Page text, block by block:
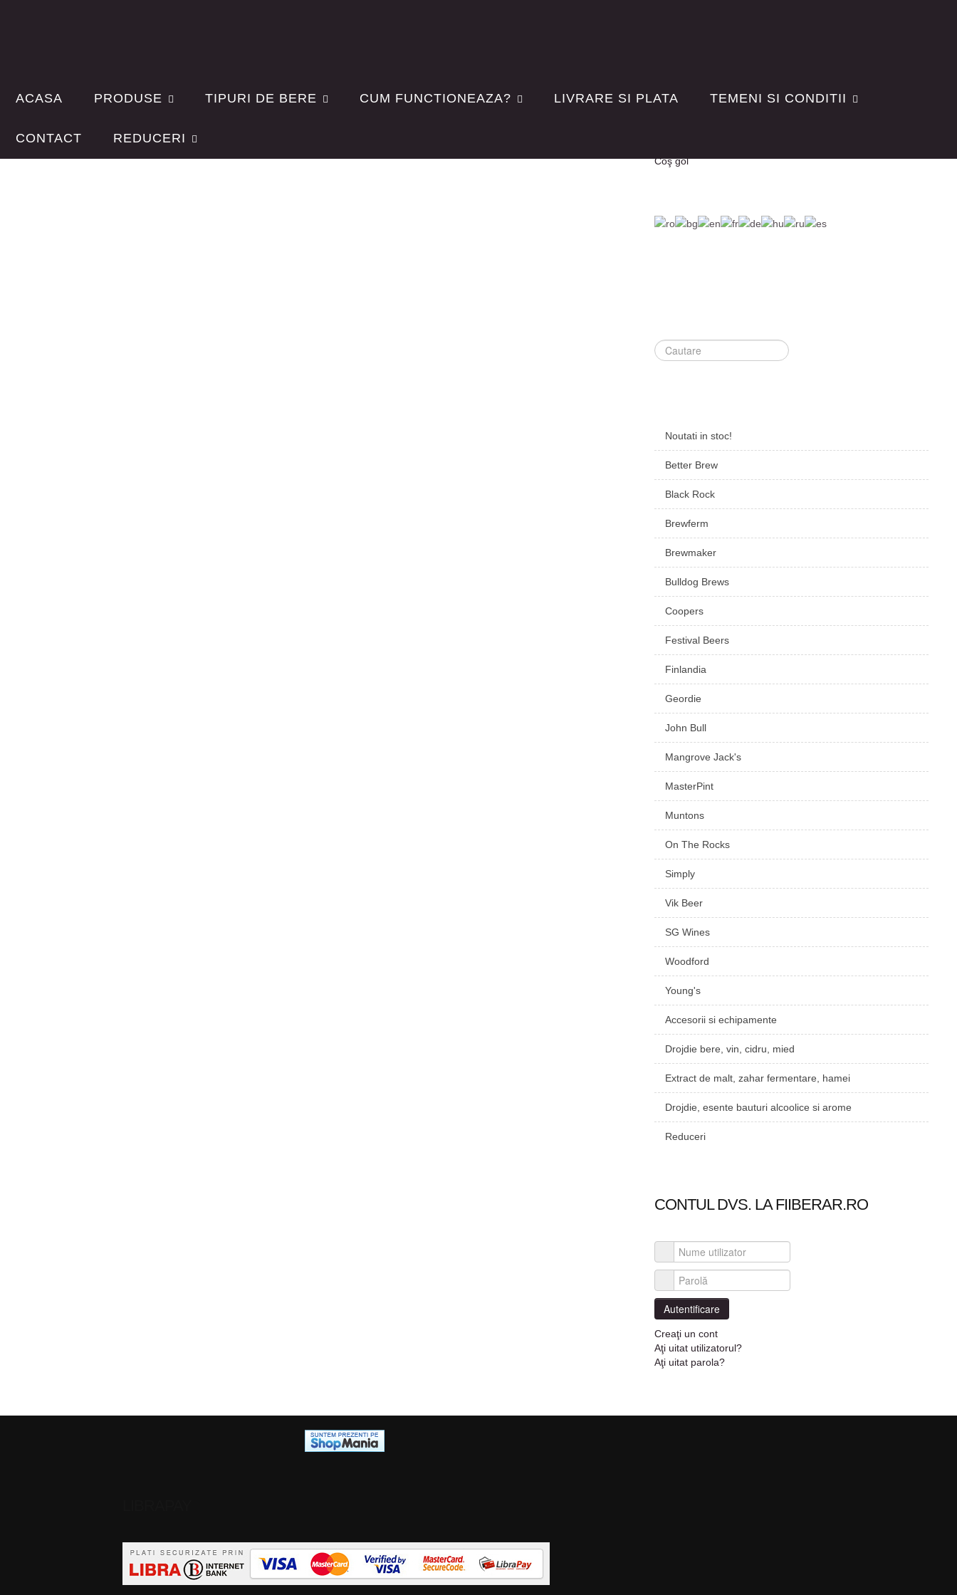
ACASA PRODUSE TIPURI DE BERE CUM FUNCTIONEAZA? LIVRARE SI PLATA TEMENI SI CONDITII
CONTACT REDUCERI
Coş gol
Căutare
...
Noutati in stoc!
Better Brew
Black Rock
Brewferm
Brewmaker
Bulldog Brews
Coopers
Festival Beers
Finlandia
Geordie
John Bull
Mangrove Jack's
MasterPint
Muntons
On The Rocks
Simply
Vik Beer
SG Wines
Woodford
Young's
Accesorii si echipamente
Drojdie bere, vin, cidru, mied
Extract de malt, zahar fermentare, hamei
Drojdie, esente bauturi alcoolice si arome
Reduceri
CONTUL DVS. LA FIIBERAR.RO
Nume utilizator
Parolă
Autentificare
Creaţi un cont
Aţi uitat utilizatorul?
Aţi uitat parola?